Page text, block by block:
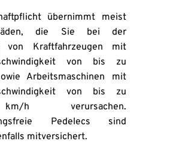
übernimmt meist
die Sie bei der
von Kraftfahrzeugen mit
von bis zu
Arbeitsmaschinen mit
von bis zu
h verursachen.
Pedelecs sind
mitversichert.